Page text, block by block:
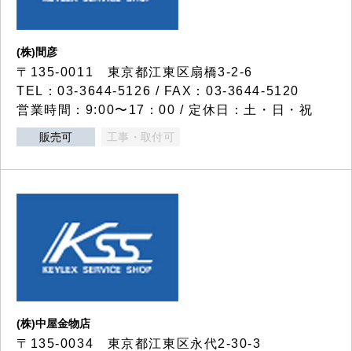
(株)間彦
〒135-0011 東京都江東区扇橋3-2-6
TEL：03-3644-5126 / FAX：03-3644-5120
営業時間：9:00〜17：00 / 定休日：土・日・祝
販売可 工事・取付可
(株)中屋金物店
〒135-0034 東京都江東区永代2-30-3